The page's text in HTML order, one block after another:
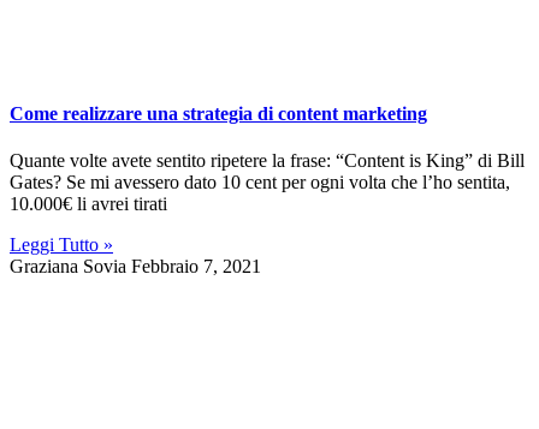
Come realizzare una strategia di content marketing
Quante volte avete sentito ripetere la frase: “Content is King” di Bill
Gates? Se mi avessero dato 10 cent per ogni volta che l’ho sentita,
10.000€ li avrei tirati
Leggi Tutto »
Graziana Sovia Febbraio 7, 2021